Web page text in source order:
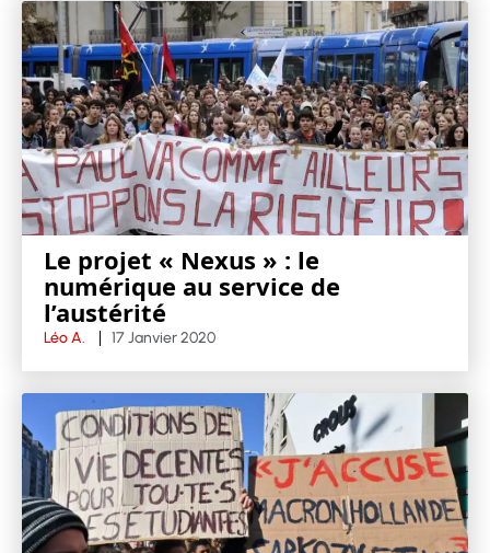
Le projet « Nexus » : le
numérique au service de
l’austérité
Léo A. 17 Janvier 2020